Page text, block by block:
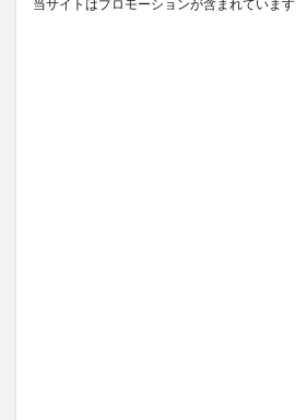
当サイトはプロモーションが含まれています